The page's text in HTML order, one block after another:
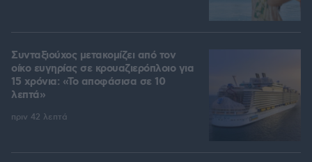
Συνταξιούχος μετακομίζει από τον
οίκο ευγηρίας σε κρουαζιερόπλοιο για
15 χρόνια: «Το αποφάσισα σε 10
λεπτά»
πριν 42 λεπτά